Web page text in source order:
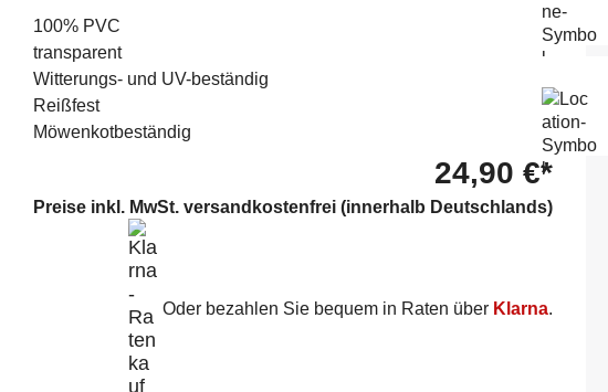
100% PVC
transparent
Witterungs- und UV-beständig
Reißfest
Möwenkotbeständig
24,90 €*
Preise inkl. MwSt. versandkostenfrei (innerhalb Deutschlands)
Oder bezahlen Sie bequem in Raten über Klarna.